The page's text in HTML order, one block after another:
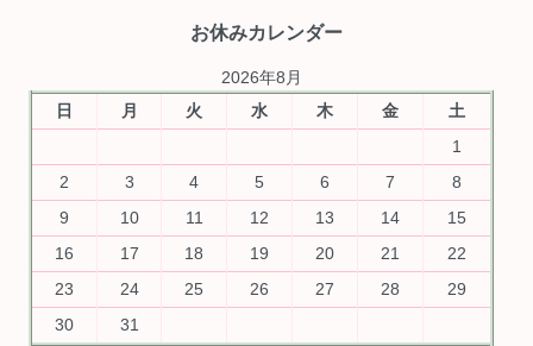
お休みカレンダー
2026年8月
日
月 火 水 木 金
土
1
2
3 4 5 6 7
8
9
10 11 12 13 14
15
16
17 18 19 20 21
22
23
24 25 26 27 28
29
30
31